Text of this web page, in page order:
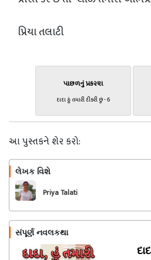
પ્રિયા તલાટી
પાછળનું પ્રકરણ
દાદા હું તમારી દીકરી છું - 6
આ પુસ્તકને શેર કરો:
લેખક વિશે
Priya Talati
સંપૂર્ણ નવલકથા